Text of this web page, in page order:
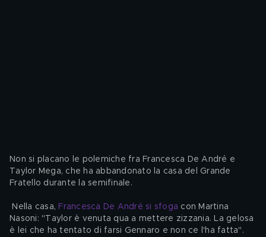
Non si placano le polemiche fra Francesca De André e
Taylor Mega, che ha abbandonato la casa del Grande
Fratello durante la semifinale.
Nella casa, Francesca De André si sfoga con Martina
Nasoni: "Taylor è venuta qua a mettere zizzania. La gelosa
è lei che ha tentato di farsi Gennaro e non ce l'ha fatta".